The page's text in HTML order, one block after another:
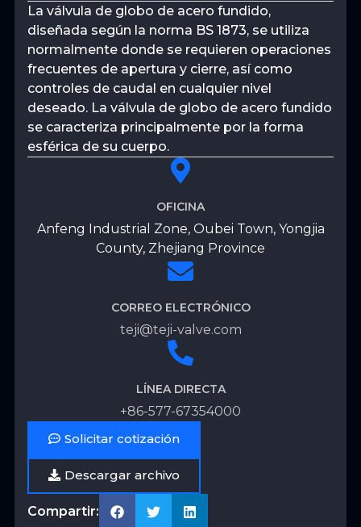
La válvula de globo de acero fundido,
diseñada según la norma BS 1873, se utiliza
normalmente donde se requieren operaciones
frecuentes de apertura y cierre, así como
controles de caudal en cualquier nivel
deseado. La válvula de globo de acero fundido
se caracteriza principalmente por la forma
esférica de su cuerpo.
OFICINA
Anfeng Industrial Zone, Oubei Town, Yongjia
County, Zhejiang Province
CORREO ELECTRÓNICO
teji@teji-valve.com
LÍNEA DIRECTA
+86-577-67354000
Solicitar cotización
Descargar archivo
Compartir: